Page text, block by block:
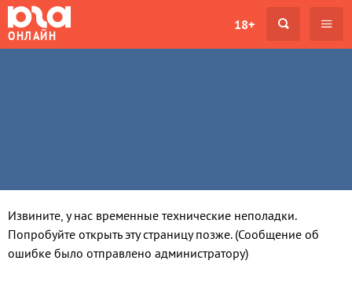
ОНЛАЙН
18+
Извините, у нас временные технические неполадки.
Попробуйте открыть эту страницу позже. (Сообщение об
ошибке было отправлено администратору)